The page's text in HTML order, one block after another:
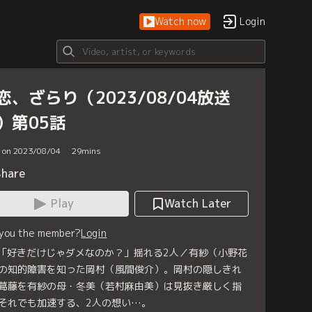
Watch now Login
、ざらり（2023/08/04放送
第05話
on 2023/08/04 29mins
Play
Watch Later
the member?Login
好きだけじゃダメなのか？」揺れる2人／有紗（小野花
知的障害を知った岡村（風間俊介）。岡村の隠しきれ
藤を有紗の母・冬美（若村麻由美）は見抜き厳しく指
れでも加速する、2人の想い…。